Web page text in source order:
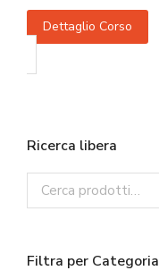
Dettaglio Corso
Ricerca libera
Filtra per Categoria